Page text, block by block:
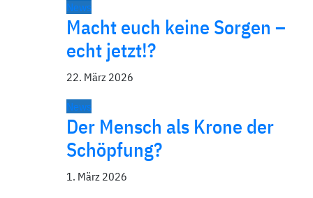
News
Macht euch keine Sorgen –
echt jetzt!?
22. März 2026
News
Der Mensch als Krone der
Schöpfung?
1. März 2026